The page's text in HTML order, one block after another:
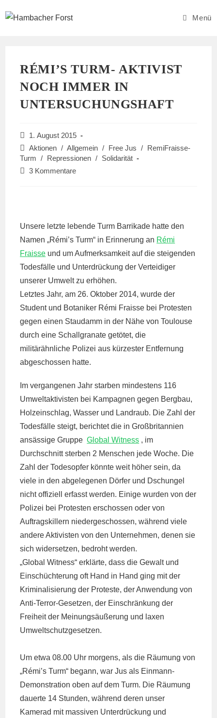
Inhalt
Menü
RÉMI’S TURM- AKTIVIST
NOCH IMMER IN
UNTERSUCHUNGSHAFT
Beitrag
veröffentlicht:
1. August 2015
Beitrags-
Kategorie:
Aktionen / Allgemein / Free Jus /
RemiFraisse-
Turm
/ Repressionen /
Solidarität
Beitrags-
3 Kommentare
Unsere letzte lebende Turm Barrikade hatte den
Namen „Rémi’s Turm“ in Erinnerung an Rémi
Fraisse und um Aufmerksamkeit auf die steigenden
Todesfälle und Unterdrückung der Verteidiger
unserer Umwelt zu erhöhen.
Letztes Jahr, am 26. Oktober 2014, wurde der
Student und Botaniker Rémi Fraisse bei Protesten
gegen einen Staudamm in der Nähe von Toulouse
durch eine Schallgranate getötet, die
militärähnliche Polizei aus kürzester Entfernung
abgeschossen hatte.
Im vergangenen Jahr starben mindestens 116
Umweltaktivisten bei Kampagnen gegen Bergbau,
Holzeinschlag, Wasser und Landraub. Die Zahl der
Todesfälle steigt, berichtet die in Großbritannien
ansässige GruppeGlobal Witness , im
Durchschnitt sterben 2 Menschen jede Woche. Die
Zahl der Todesopfer könnte weit höher sein, da
viele in den abgelegenen Dörfer und Dschungel
nicht offiziell erfasst werden. Einige wurden von der
Polizei bei Protesten erschossen oder von
Auftragskillern niedergeschossen, während viele
andere Aktivisten von den Unternehmen, denen sie
sich widersetzen, bedroht werden.
„Global Witness“ erklärte, dass die Gewalt und
Einschüchterung oft Hand in Hand ging mit der
Kriminalisierung der Proteste, der Anwendung von
Anti-Terror-Gesetzen, der Einschränkung der
Freiheit der Meinungsäußerung und laxen
Umweltschutzgesetzen.
Um etwa 08.00 Uhr morgens, als die Räumung von
„Rémi’s Turm“ begann, war Jus als Einmann-
Demonstration oben auf dem Turm. Die Räumung
dauerte 14 Stunden, während deren unser
Kamerad mit massiven Unterdrückung und